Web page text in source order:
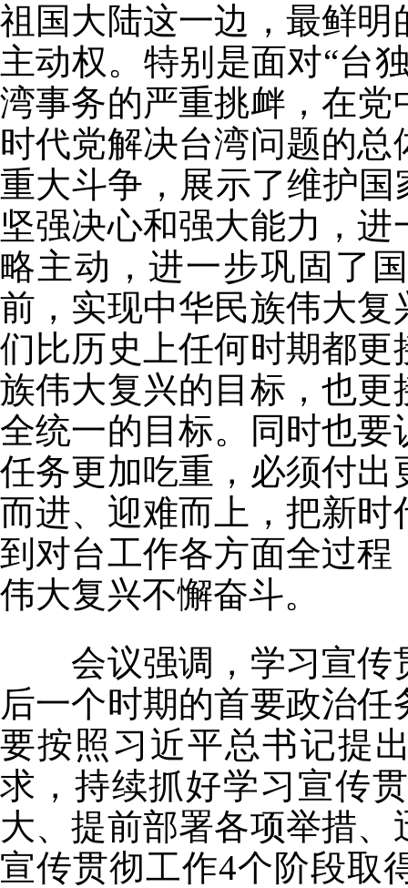
祖国大陆这一边，最鲜
主动权。特别是面对“台
湾事务的严重挑衅，在
时代党解决台湾问题的
重大斗争，展示了维护
坚强决心和强大能力，
略主动，进一步巩固了
前，实现中华民族伟大
们比历史上任何时期都
族伟大复兴的目标，也
全统一的目标。同时也
任务更加吃重，必须付
而进、迎难而上，把新
到对台工作各方面全过
伟大复兴不懈奋斗。
会议强调，学习宣传
后一个时期的首要政治
要按照习近平总书记提
求，持续抓好学习宣传
大、提前部署各项举措
宣传贯彻工作4个阶段取